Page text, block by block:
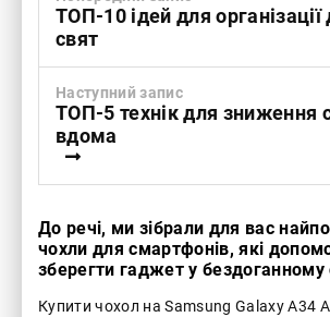
ТОП-10 ідей для
свят
Наступний запис
ТОП-5 технік для зниження
вдома
До речі, ми зібрали для вас
чохли для смартфонів, які
зберегти гаджет у бездоганному
Купити чохол на Samsung Galaxy A34